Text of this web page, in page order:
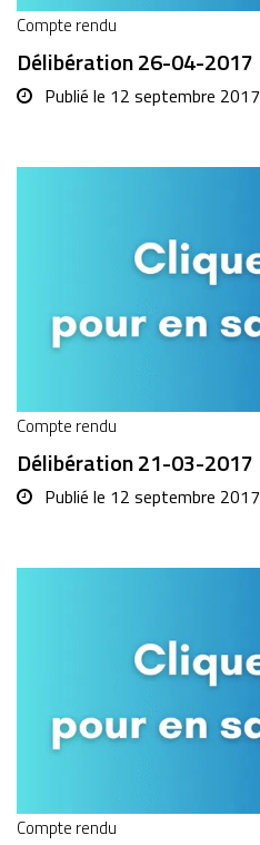
Compte rendu
Délibération 26-04-2017
Publié le 12 septembre 2017
Compte rendu
Délibération 21-03-2017
Publié le 12 septembre 2017
Compte rendu